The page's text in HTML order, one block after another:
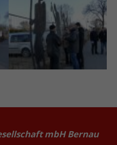
mbH Bernau